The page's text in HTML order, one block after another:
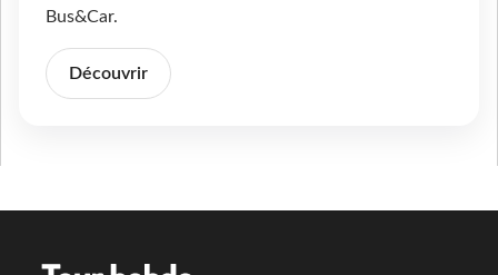
Bus&Car.
Découvrir